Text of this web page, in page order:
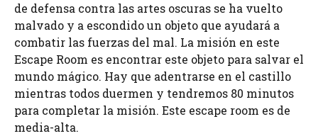
de defensa contra las artes oscuras se ha vuelto
malvado y a escondido un objeto que ayudará a
combatir las fuerzas del mal. La misión en este
Escape Room es encontrar este objeto para salvar el
mundo mágico. Hay que adentrarse en el castillo
mientras todos duermen y tendremos 80 minutos
para completar la misión. Este escape room es de
media-alta.